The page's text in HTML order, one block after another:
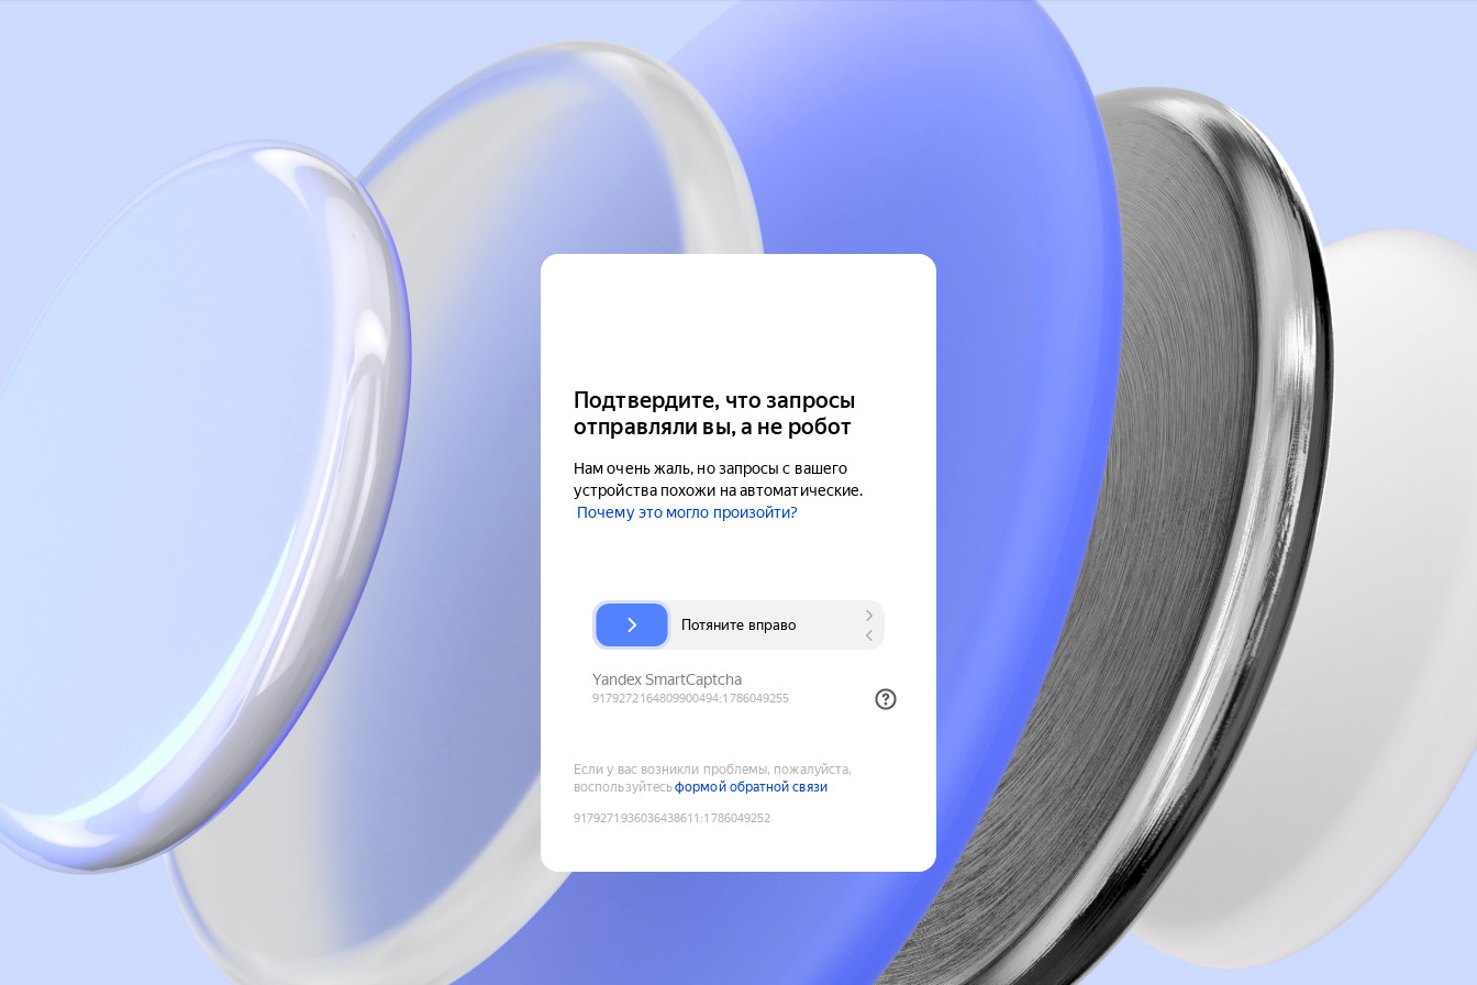
Подтвердите, что запросы
отправляли вы, а не робот
Нам очень жаль, но запросы с вашего
устройства похожи на автоматические.
Почему это могло произойти?
Если у вас возникли проблемы, пожалуйста,
воспользуйтесьформой обратной связи
9179271936036438611 :1786049252